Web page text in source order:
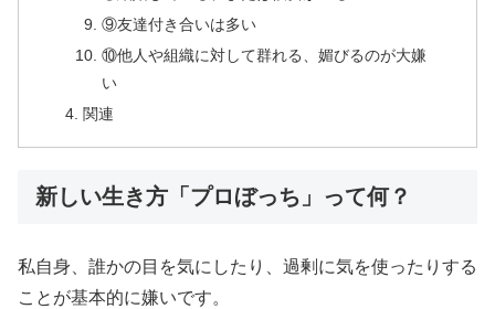
⑨友達付き合いは多い
⑩他人や組織に対して群れる、媚びるのが大嫌
い
関連
新しい生き方「プロぼっち」って何？
私自身、誰かの目を気にしたり、過剰に気を使ったりする
ことが基本的に嫌いです。